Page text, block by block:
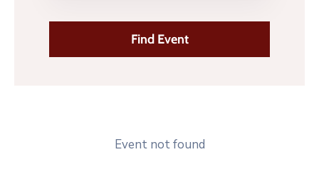
Event not found